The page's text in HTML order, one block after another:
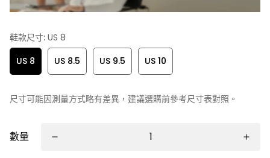
鞋款尺寸: US 8
US 8
US 8.5 US 9.5 US 10
尺寸可能因測量方式略有差異，建議選購前參考尺寸表對照。
數量